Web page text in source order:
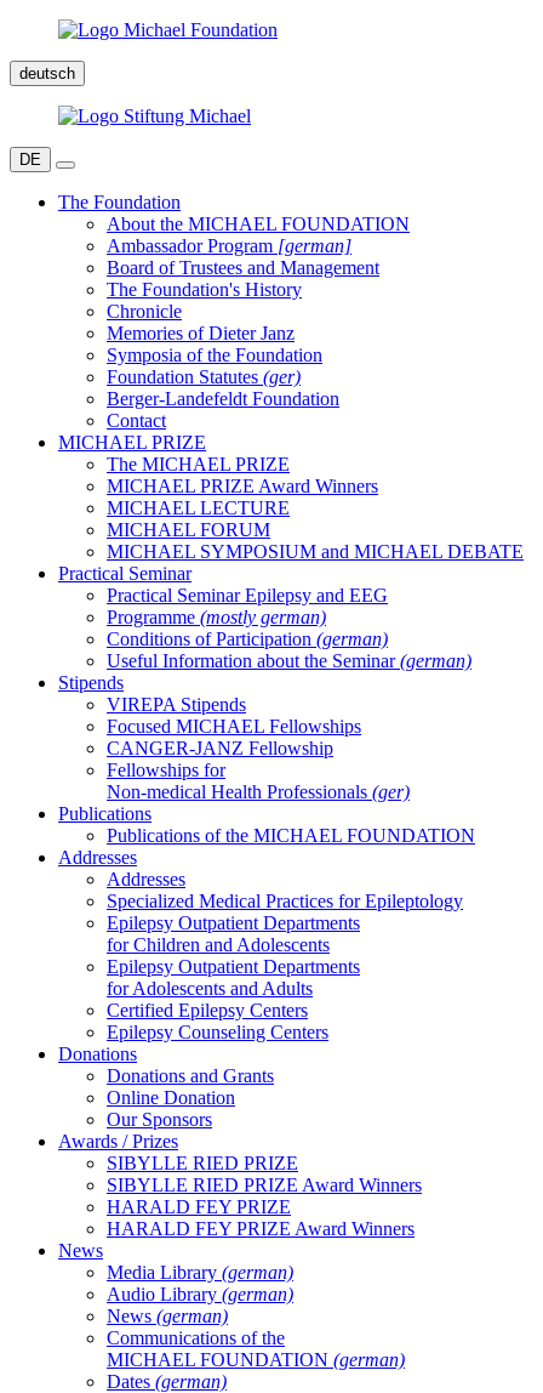
deutsch
DE
The Foundation
About the MICHAEL FOUNDATION
Ambassador Program [german]
Board of Trustees and Management
The Foundation's History
Chronicle
Memories of Dieter Janz
Symposia of the Foundation
Foundation Statutes (ger)
Berger-Landefeldt Foundation
Contact
MICHAEL PRIZE
The MICHAEL PRIZE
MICHAEL PRIZE Award Winners
MICHAEL LECTURE
MICHAEL FORUM
MICHAEL SYMPOSIUM and MICHAEL DEBATE
Practical Seminar
Practical Seminar Epilepsy and EEG
Programme (mostly german)
Conditions of Participation (german)
Useful Information about the Seminar(german)
Stipends
VIREPA Stipends
Focused MICHAEL Fellowships
CANGER-JANZ Fellowship
Fellowships for
Non-medical Health Professionals (ger)
Publications
Publications of the MICHAEL FOUNDATION
Addresses
Addresses
Specialized Medical Practices for Epileptology
Epilepsy Outpatient Departments
for Children and Adolescents
Epilepsy Outpatient Departments
for Adolescents and Adults
Certified Epilepsy Centers
Epilepsy Counseling Centers
Donations
Donations and Grants
Online Donation
Our Sponsors
Awards / Prizes
SIBYLLE RIED PRIZE
SIBYLLE RIED PRIZE Award Winners
HARALD FEY PRIZE
HARALD FEY PRIZE Award Winners
News
Media Library (german)
Audio Library (german)
News (german)
Communications of the
MICHAEL FOUNDATION (german)
Dates (german)